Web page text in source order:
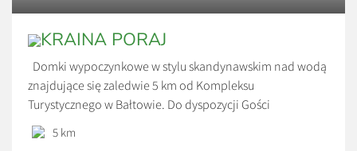
KRAINA PORAJ
Domki wypoczynkowe w stylu skandynawskim nad wodą
znajdujące się zaledwie 5 km od Kompleksu
Turystycznego w Bałtowie. Do dyspozycji Gości
udostępniono 3 domki czteroosobowe z pełnym
wyposażeniem RTV i AGD w zachwycającym miejscu.
5 km